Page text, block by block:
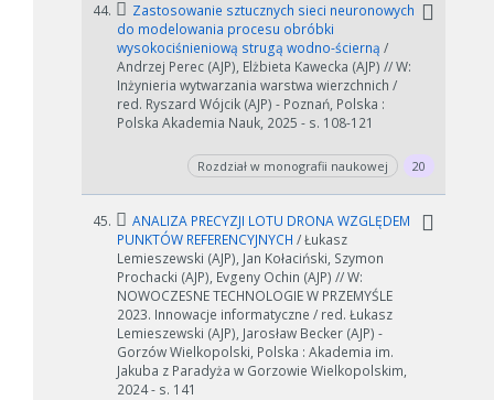
44.
Zastosowanie sztucznych sieci neuronowych
do modelowania procesu obróbki
wysokociśnieniową strugą wodno-ścierną /
Andrzej Perec (AJP), Elżbieta Kawecka (AJP) // W:
Inżynieria wytwarzania warstwa wierzchnich /
red. Ryszard Wójcik (AJP) - Poznań, Polska :
Polska Akademia Nauk, 2025 - s. 108-121
Rozdział w monografii naukowej 20
45.
ANALIZA PRECYZJI LOTU DRONA WZGLĘDEM
PUNKTÓW REFERENCYJNYCH / Łukasz
Lemieszewski (AJP), Jan Kołaciński, Szymon
Prochacki (AJP), Evgeny Ochin (AJP) // W:
NOWOCZESNE TECHNOLOGIE W PRZEMYŚLE
2023. Innowacje informatyczne / red. Łukasz
Lemieszewski (AJP), Jarosław Becker (AJP) -
Gorzów Wielkopolski, Polska : Akademia im.
Jakuba z Paradyża w Gorzowie Wielkopolskim,
2024 - s. 141